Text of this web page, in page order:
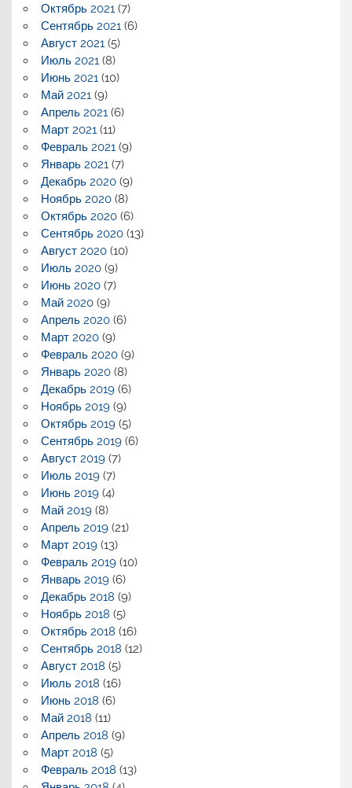
Октябрь 2021(7)
Сентябрь 2021(6)
Август 2021(5)
Июль 2021(8)
Июнь 2021(10)
Май 2021(9)
Апрель 2021(6)
Март 2021(11)
Февраль 2021(9)
Январь 2021(7)
Декабрь 2020(9)
Ноябрь 2020(8)
Октябрь 2020(6)
Сентябрь 2020(13)
Август 2020(10)
Июль 2020(9)
Июнь 2020(7)
Май 2020(9)
Апрель 2020(6)
Март 2020(9)
Февраль 2020(9)
Январь 2020(8)
Декабрь 2019(6)
Ноябрь 2019(9)
Октябрь 2019(5)
Сентябрь 2019(6)
Август 2019(7)
Июль 2019(7)
Июнь 2019(4)
Май 2019(8)
Апрель 2019(21)
Март 2019(13)
Февраль 2019(10)
Январь 2019(6)
Декабрь 2018 (9)
Ноябрь 2018 (5)
Октябрь 2018 (16)
Сентябрь 2018 (12)
Август 2018 (5)
Июль 2018 (16)
Июнь 2018 (6)
Май 2018 (11)
Апрель 2018 (9)
Март 2018 (5)
Февраль 2018 (13)